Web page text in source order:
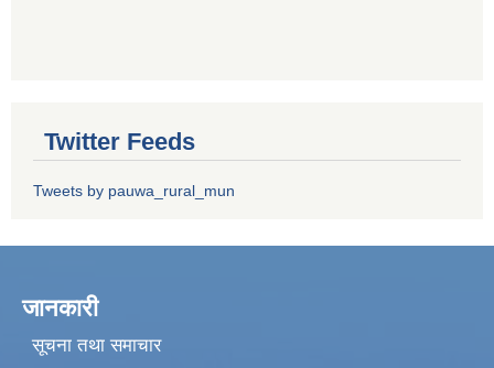
Twitter Feeds
Tweets by pauwa_rural_mun
जानकारी
सूचना तथा समाचार